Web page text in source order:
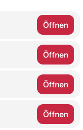
Öffnen
Öffnen
Öffnen
Öffnen